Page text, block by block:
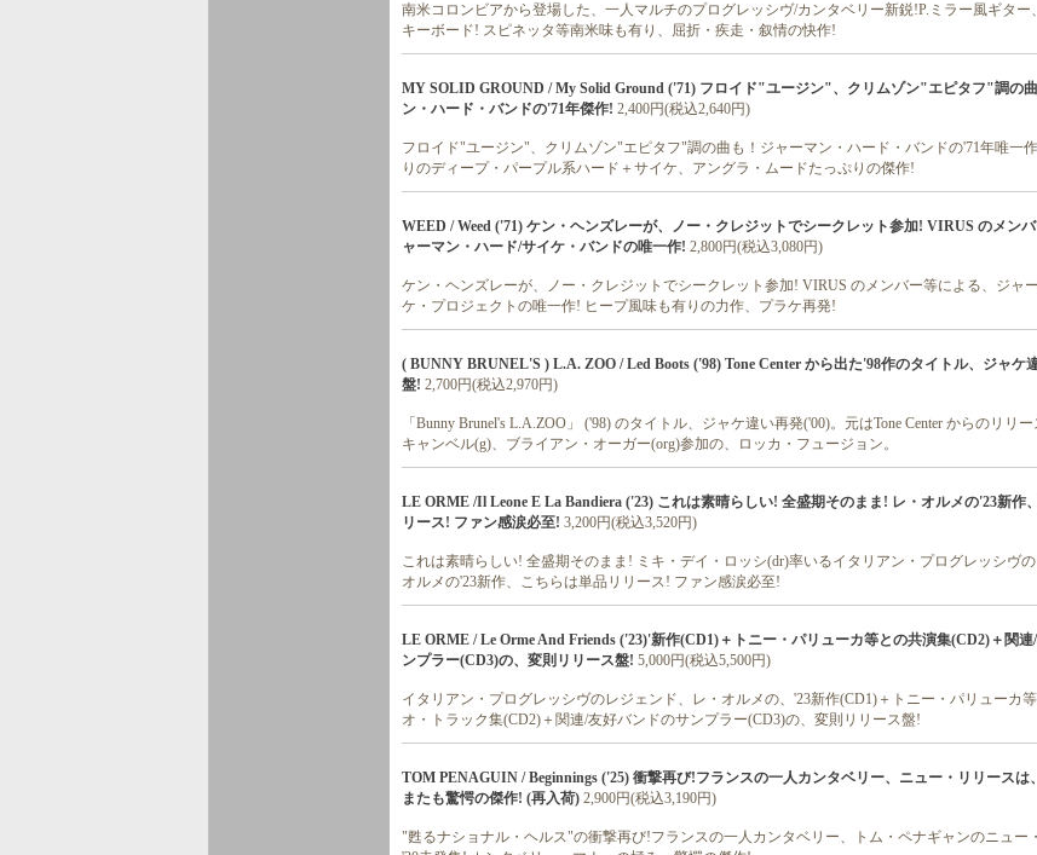
南米コロンビアから登場した、一人マルチのプログレッシヴ/カンタベリー新鋭!P.ミラー風ギター
キーボード! スピネッタ等南米味も有り、屈折・疾走・叙情の快作!
MY SOLID GROUND / My Solid Ground ('71) フロイド"ユージン"、クリムゾン"エピタフ"調の
ン・ハード・バンドの'71年傑作! 2,400円(税込2,640円)
フロイド"ユージン"、クリムゾン"エピタフ"調の曲も！ジャーマン・ハード・バンドの'71年唯一
りのディープ・パープル系ハード＋サイケ、アングラ・ムードたっぷりの傑作!
WEED / Weed ('71) ケン・ヘンズレーが、ノー・クレジットでシークレット参加! VIRUS のメン
ャーマン・ハード/サイケ・バンドの唯一作! 2,800円(税込3,080円)
ケン・ヘンズレーが、ノー・クレジットでシークレット参加! VIRUS のメンバー等による、ジャ
ケ・プロジェクトの唯一作! ヒープ風味も有りの力作、プラケ再発!
( BUNNY BRUNEL'S ) L.A. ZOO / Led Boots ('98) Tone Center から出た'98作のタイトル、ジャケ
盤! 2,700円(税込2,970円)
「Bunny Brunel's L.A.ZOO」 ('98) のタイトル、ジャケ違い再発('00)。元はTone Center からのリリ
キャンベル(g)、ブライアン・オーガー(org)参加の、ロッカ・フュージョン。
LE ORME /Il Leone E La Bandiera ('23) これは素晴らしい! 全盛期そのまま! レ・オルメの'23新作
リース! ファン感涙必至! 3,200円(税込3,520円)
これは素晴らしい! 全盛期そのまま! ミキ・デイ・ロッシ(dr)率いるイタリアン・プログレッシヴの
オルメの'23新作、こちらは単品リリース! ファン感涙必至!
LE ORME / Le Orme And Friends ('23)'新作(CD1)＋トニー・パリューカ等との共演集(CD2)＋関
ンプラー(CD3)の、変則リリース盤! 5,000円(税込5,500円)
イタリアン・プログレッシヴのレジェンド、レ・オルメの、'23新作(CD1)＋トニー・パリューカ
オ・トラック集(CD2)＋関連/友好バンドのサンプラー(CD3)の、変則リリース盤!
TOM PENAGUIN / Beginnings ('25) 衝撃再び!フランスの一人カンタベリー、ニュー・リリースは
またも驚愕の傑作! (再入荷) 2,900円(税込3,190円)
"甦るナショナル・ヘルス"の衝撃再び!フランスの一人カンタベリー、トム・ペナギャンのニュー